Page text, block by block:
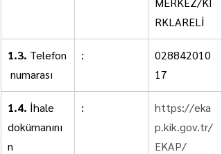
RKLARELİ
1.3. Telefon
numarası
:
028842010
17
1.4. İhale
dokümanını
n
:
https://eka
p.kik.gov.tr/
EKAP/